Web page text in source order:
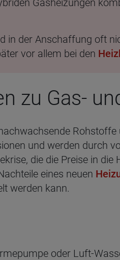
Gasheizungen
in der Anschaffung oft
vor allem bei den
zu Gas-
und werden durch
die die Preise in
eines neuen
werden kann.
oder Luft-